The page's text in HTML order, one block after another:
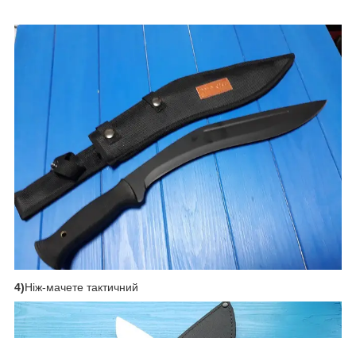
4)Ніж-мачете тактичний